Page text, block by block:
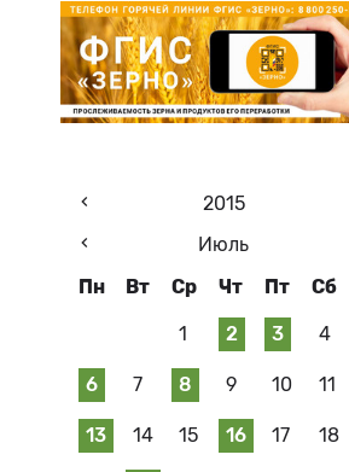
2015
Июль
Пн
Вт Ср Чт Пт Сб
1 2 3 4
6 7 8 9 10 11
13 14 15 16 17 18